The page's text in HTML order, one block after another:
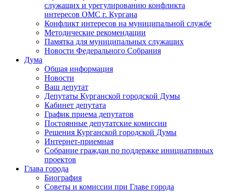
служащих и урегулированию конфликта
интересов ОМС г. Кургана
Конфликт интересов на муниципальной службе
Методические рекомендации
Памятка для муниципальных служащих
Новости Федерального Cобрания
Дума
Общая информация
Новости
Ваш депутат
Депутаты Курганской городской Думы
Кабинет депутата
График приема депутатов
Постоянные депутатские комиссии
Решения Курганской городской Думы
Интернет-приемная
Собрание граждан по поддержке инициативных
проектов
Глава города
Биография
Советы и комиссии при Главе города